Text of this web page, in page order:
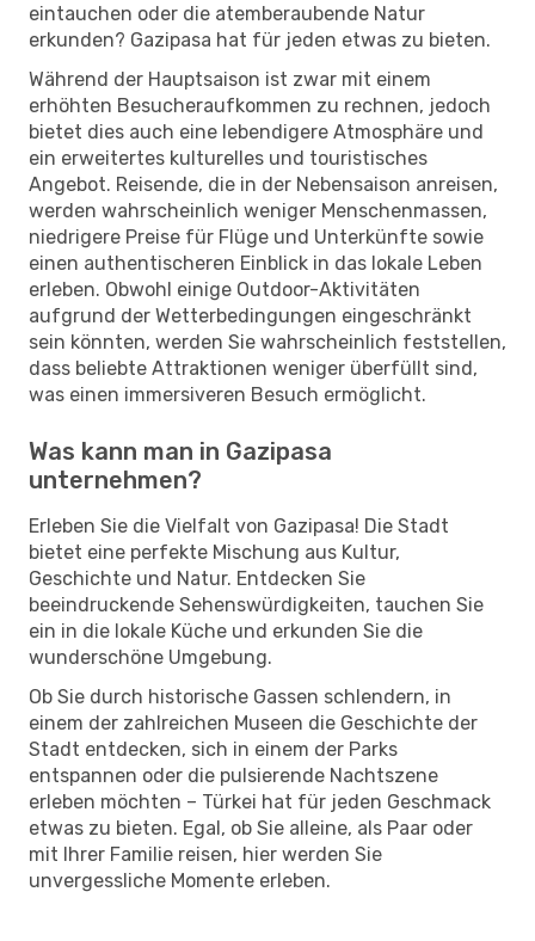
eintauchen oder die atemberaubende Natur
erkunden? Gazipasa hat für jeden etwas zu bieten.
Während der Hauptsaison ist zwar mit einem
erhöhten Besucheraufkommen zu rechnen, jedoch
bietet dies auch eine lebendigere Atmosphäre und
ein erweitertes kulturelles und touristisches
Angebot. Reisende, die in der Nebensaison anreisen,
werden wahrscheinlich weniger Menschenmassen,
niedrigere Preise für Flüge und Unterkünfte sowie
einen authentischeren Einblick in das lokale Leben
erleben. Obwohl einige Outdoor-Aktivitäten
aufgrund der Wetterbedingungen eingeschränkt
sein könnten, werden Sie wahrscheinlich feststellen,
dass beliebte Attraktionen weniger überfüllt sind,
was einen immersiveren Besuch ermöglicht.
Was kann man in Gazipasa
unternehmen?
Erleben Sie die Vielfalt von Gazipasa! Die Stadt
bietet eine perfekte Mischung aus Kultur,
Geschichte und Natur. Entdecken Sie
beeindruckende Sehenswürdigkeiten, tauchen Sie
ein in die lokale Küche und erkunden Sie die
wunderschöne Umgebung.
Ob Sie durch historische Gassen schlendern, in
einem der zahlreichen Museen die Geschichte der
Stadt entdecken, sich in einem der Parks
entspannen oder die pulsierende Nachtszene
erleben möchten – Türkei hat für jeden Geschmack
etwas zu bieten. Egal, ob Sie alleine, als Paar oder
mit Ihrer Familie reisen, hier werden Sie
unvergessliche Momente erleben.